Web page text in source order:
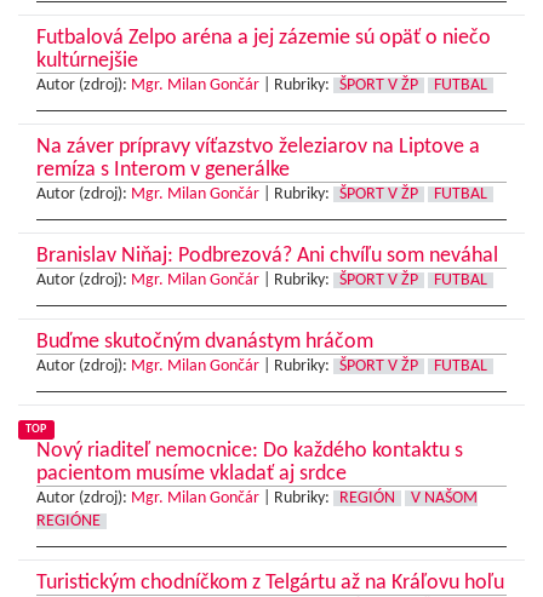
Futbalová Zelpo aréna a jej zázemie sú opäť o niečo
kultúrnejšie
Autor (zdroj): Mgr. Milan Gončár Rubriky: ŠPORT V ŽP FUTBAL
Na záver prípravy víťazstvo železiarov na Liptove a
remíza s Interom v generálke
Autor (zdroj): Mgr. Milan Gončár Rubriky: ŠPORT V ŽP FUTBAL
Branislav Niňaj: Podbrezová? Ani chvíľu som neváhal
Autor (zdroj): Mgr. Milan Gončár Rubriky: ŠPORT V ŽP FUTBAL
Buďme skutočným dvanástym hráčom
Autor (zdroj): Mgr. Milan Gončár Rubriky: ŠPORT V ŽP FUTBAL
TOP
Nový riaditeľ nemocnice: Do každého kontaktu s
pacientom musíme vkladať aj srdce
Autor (zdroj): Mgr. Milan Gončár Rubriky: REGIÓN
V NAŠOM
REGIÓNE
Turistickým chodníčkom z Telgártu až na Kráľovu hoľu